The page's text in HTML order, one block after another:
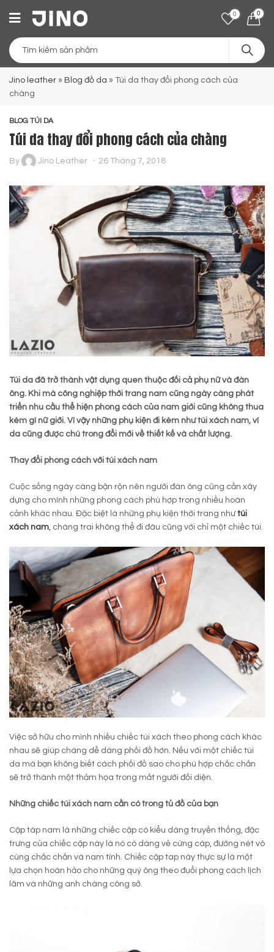
0 0
Jino leather » Blog đồ da » Túi da thay đổi phong cách của
chàng
BLOG TÚI DA
Túi da thay đổi phong cách của chàng
By Jino Leather 26 Tháng 7, 2018
Túi da đã trở thành vật dụng quen thuộc đối cả phụ nữ và đàn
ông. Khi mà công nghiệp thời trang nam cũng ngày càng phát
triển nhu cầu thể hiện phong cách của nam giới cũng không thua
kém gì nữ giới. Vì vậy những phụ kiện đi kèm như túi xách nam, ví
da cũng được chú trong đổi mới về thiết kế và chất lượng.
Thay đổi phong cách với túi xách nam
Cuộc sống ngày càng bận rộn nên người đàn ông cũng cần xây
dựng cho mình những phong cách phù hợp trong nhiều hoàn
cảnh khác nhau. Đặc biệt là những phụ kiện thời trang nhưtúi
xách nam, chàng trai không thể đi đâu cũng với chỉ một chiếc túi.
Việc sở hữu cho mình nhiều chiếc túi xách theo phong cách khác
nhau sẽ giúp chàng dễ dàng phối đồ hơn. Nếu với một chiếc túi
da mà bạn không biết cách phối đồ sao cho phù hợp chắc chắn
sẽ trở thành một thảm họa trong mắt người đối diện.
Những chiếc túi xách nam cần có trong tủ đồ của bạn
Cặp táp nam là những chiếc cặp có kiểu dáng truyền thống, đặc
trưng của chiếc cặp này là nó có dáng vẻ cứng cáp, đường nét vô
cùng chắc chắn và nam tính. Chiếc cặp tap này thực sự là một
lựa chọn hoàn hảo cho những quý ông theo đuổi phong cách lịch
lãm và những anh chàng công sở.